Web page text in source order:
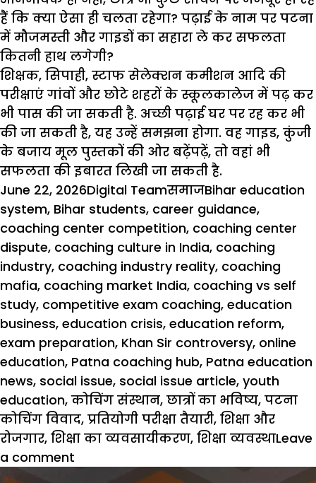
हैं कि क्या ऐसा ही चलता रहेगा? पढ़ाई के नाम पर पटना
में मौजमस्ती और गाइडों का सहारा ले कर सफलता
कितनी हाथ लगेगी?
शिक्षक, सिपाही, स्टाफ सेलेक्शन कमीशन आदि की
परीक्षाएं गांवों और छोटे शहरों के स्कूलकालेज में पढ़ कर
भी पास की जा सकती है. अच्छी पढ़ाई घर पर रह कर भी
की जा सकती है, यह उन्हें समझना होगा. वह गाइड, कुंजी
के बजाय मूल पुस्तकों की ओर बढ़ेंपढ़ें, तो वहां भी
सफलता की इबारत लिखी जा सकती है.
Posted
on
June 22, 2026Author
Digital TeamCategories
समाजTags
Bihar education
system, Bihar students, career guidance,
coaching center competition, coaching center
dispute, coaching culture in India, coaching
industry, coaching industry reality, coaching
mafia, coaching market India, coaching vs self
study, competitive exam coaching, education
business, education crisis, education reform,
exam preparation, Khan Sir controversy, online
education, Patna coaching hub, Patna education
news, social issue, social issue article, youth
education, कोचिंग संस्थान, छात्रों का भविष्य, पटना
कोचिंग विवाद, प्रतियोगी परीक्षा तैयारी, शिक्षा और
रोजगार, शिक्षा का व्यवसायीकरण, शिक्षा व्यवस्थाLeave
a comment